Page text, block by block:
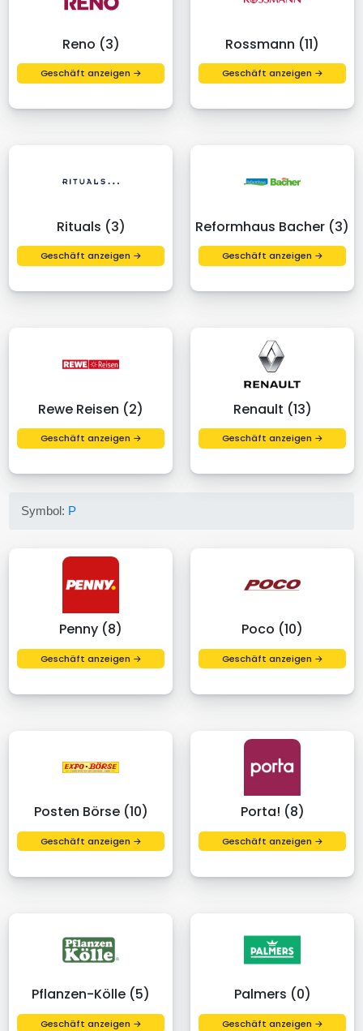
Reno (3)
Geschäft anzeigen →
Rossmann (11)
Geschäft anzeigen →
Rituals (3)
Geschäft anzeigen →
Reformhaus Bacher (3)
Geschäft anzeigen →
Rewe Reisen (2)
Geschäft anzeigen →
Renault (13)
Geschäft anzeigen →
Symbol: P
Penny (8)
Geschäft anzeigen →
Poco (10)
Geschäft anzeigen →
Posten Börse (10)
Geschäft anzeigen →
Porta! (8)
Geschäft anzeigen →
Pflanzen-Kölle (5)
Geschäft anzeigen →
Palmers (0)
Geschäft anzeigen →